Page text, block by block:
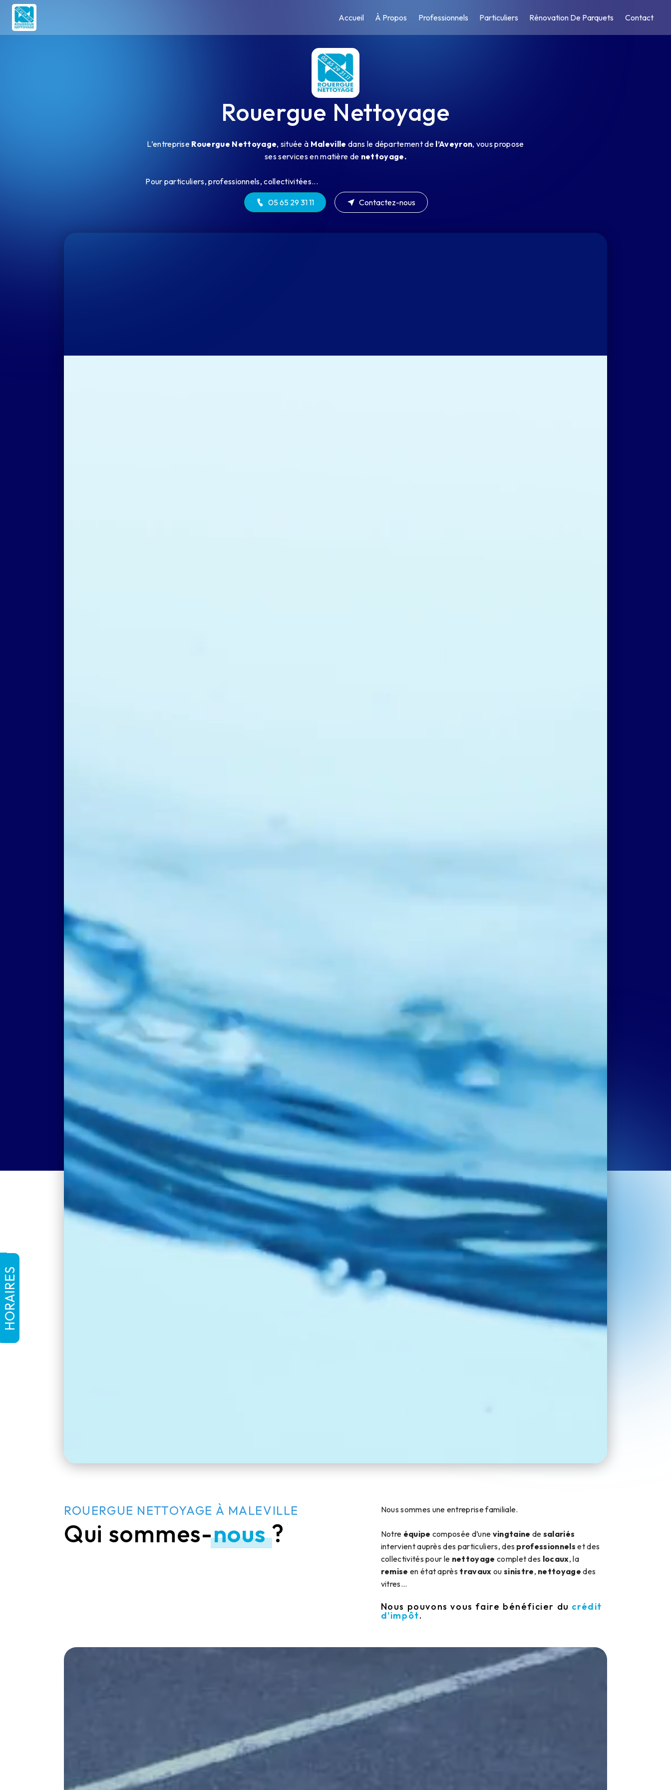
Accueil À Propos Professionnels Particuliers Rénovation De Parquets Contact
Rouergue Nettoyage
L’entreprise Rouergue Nettoyage, située à Maleville dans le département de l’Aveyron, vous propose
ses services en matière de nettoyage.
Pour particuliers, professionnels, collectivitées...
05 65 29 31 11 Contactez-nous
ROUERGUE NETTOYAGE À MALEVILLE
Qui sommes-nous?
Nous sommes une entreprise familiale.
Notre équipe composée d’une vingtaine de salariés
intervient auprès des particuliers, des professionnelset des
collectivités pour le nettoyage complet des locaux, la
remise en état après travaux ou sinistre, nettoyagedes
vitres…
Nous pouvons vous faire bénéficier du crédit
d'impôt.
HORAIRES
Panneau de gestion des cookies